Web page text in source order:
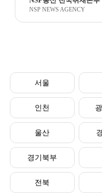
NSP NEWS AGENCY
서울
인천
울산
경기북부
전북